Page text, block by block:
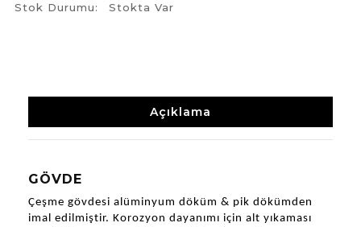
Stok Durumu:
Stokta Var
Açıklama
GÖVDE
Çeşme gövdesi alüminyum döküm & pik dökümden
imal edilmiştir. Korozyon dayanımı için alt yıkaması